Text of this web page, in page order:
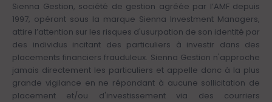
Sienna Gestion, société de gestion agréée par l’AMF depuis
1997, opérant sous la marque Sienna Investment Managers,
attire l’attention sur les risques d'usurpation de son identité par
des individus incitant des particuliers à investir dans des
placements financiers frauduleux. Sienna Gestion n'approche
jamais directement les particuliers et appelle donc à la plus
grande vigilance en ne répondant à aucune sollicitation de
placement et/ou d'investissement via des courriers